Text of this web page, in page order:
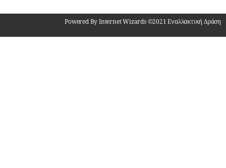
Powered By Internet Wizards ©2021 Εναλλακτική Δράση